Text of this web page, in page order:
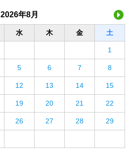
2026年8月
水 木 金 土
1
5 6 7 8
12 13 14 15
19 20 21 22
26 27 28 29